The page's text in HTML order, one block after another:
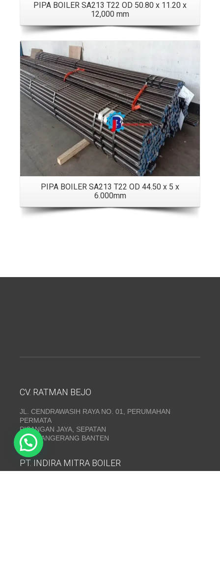
PIPA BOILER SA213 T22 OD 50.80 x 11.20 x
12,000 mm
Details
PIPA BOILER SA213 T22 OD 44.50 x 5 x
6.000mm
CV. RATMAN BEJO
JL. CENDRAWASIH RAYA NO. 01, PERUMAHAN
PERMATA
PISANGAN JAYA, SEPATAN
KAB. TANGERANG BANTEN
PT. INDIRA MITRA BOILER